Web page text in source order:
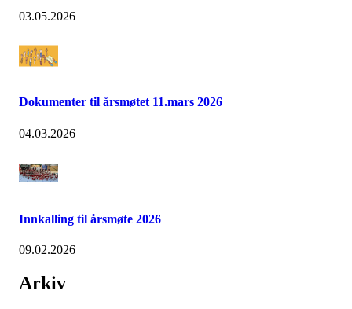
03.05.2026
Dokumenter til årsmøtet 11.mars 2026
04.03.2026
Innkalling til årsmøte 2026
09.02.2026
Arkiv